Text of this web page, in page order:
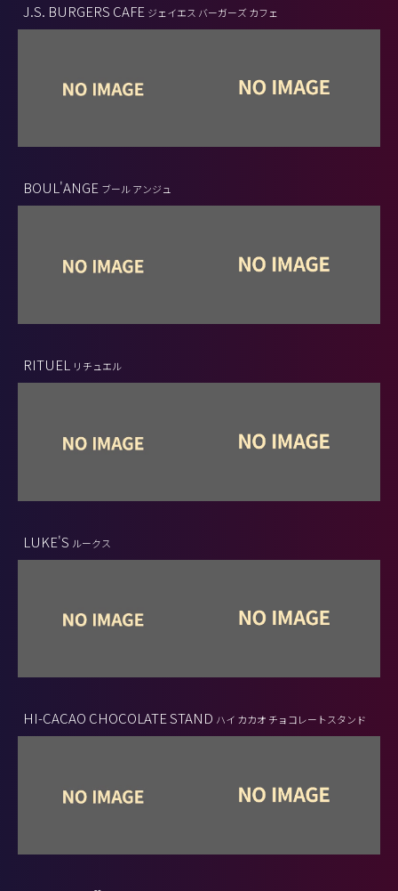
J.S. BURGERS CAFE ジェイエス バーガーズ カフェ
BOUL'ANGE ブール アンジュ
RITUEL リチュエル
LUKE'S ルークス
HI-CACAO CHOCOLATE STAND ハイ カカオ チョコレートスタンド